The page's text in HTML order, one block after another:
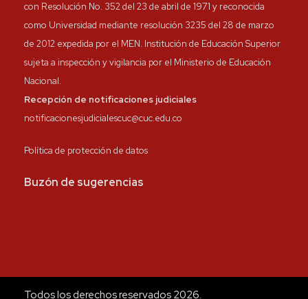
con Resolución No. 352 del 23 de abril de 1971 y reconocida
como Universidad mediante resolución 3235 del 28 de marzo
de 2012 expedida por el MEN. Institución de Educación Superior
sujeta a inspección y vigilancia por el Ministerio de Educación
Nacional.
Recepción de notificaciones judiciales
notificacionesjudicialescuc@cuc.edu.co
Política de protección de datos
Buzón de sugerencias
Todos los derechos reservados 2026.